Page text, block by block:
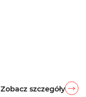
Zobacz szczegóły